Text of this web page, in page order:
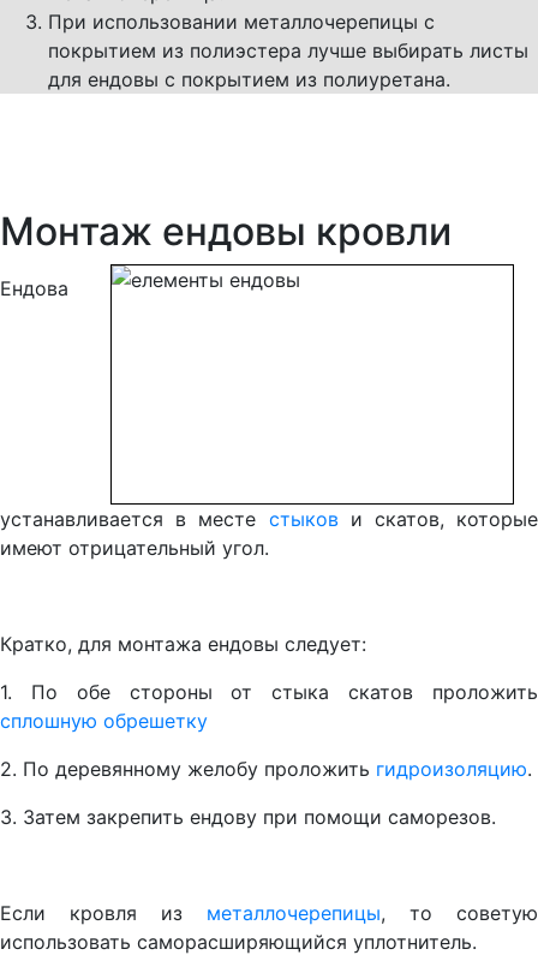
При использовании металлочерепицы с
покрытием из полиэстера лучше выбирать листы
для ендовы с покрытием из полиуретана.
Монтаж ендовы кровли
Ендова
устанавливается в месте стыкови скатов, которые
имеют отрицательный угол.
Кратко, для монтажа ендовы следует:
1. По обе стороны от стыка скатов проложить
сплошную обрешетку
2. По деревянному желобу проложить гидроизоляцию.
3. Затем закрепить ендову при помощи саморезов.
Если кровля из металлочерепицы, то советую
использовать саморасширяющийся уплотнитель.